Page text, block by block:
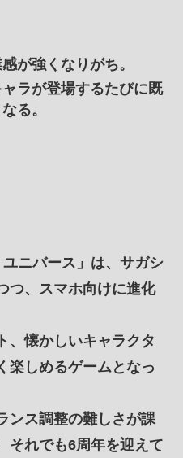
が強くなりがち。
ャラが登場するたびに既
る。
ニバース 」は、 サガシ
つ、スマホ向けに進化
、懐かしいキャラクタ
楽しめるゲームとなっ
ンス調整の難しさ が課
それでも6周年を迎えて